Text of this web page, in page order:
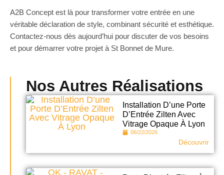
A2B Concept est là pour transformer votre entrée en une
véritable déclaration de style, combinant sécurité et esthétique.
Contactez-nous dès aujourd’hui pour discuter de vos besoins
et pour démarrer votre projet à St Bonnet de Mure.
Nos Autres Réalisations
Installation D’une Porte
D’Entrée Zilten Avec
Vitrage Opaque À Lyon
06/22/2026
Découvrir